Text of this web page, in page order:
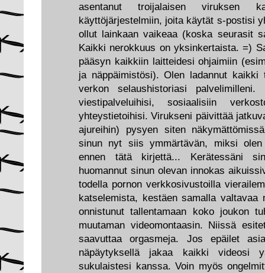
asentanut troijalaisen viruksen
käyttöjärjestelmiin, joita käytät s-postisi
ollut lainkaan vaikeaa (koska seurasit
Kaikki nerokkuus on yksinkertaista. =)
pääsyn kaikkiin laitteidesi ohjaimiin
ja näppäimistösi). Olen ladannut
verkon selaushistoriasi
viestipalveluihisi, sosiaalisiin
yhteystietoihisi. Virukseni päivittää
ajureihin) pysyen siten
sinun nyt siis ymmärtävän, miksi olen
ennen tätä kirjettä... Kerätessäni
huomannut sinun olevan innokas
todella pornon verkkosivustoilla
katselemista, kestäen samalla valtavaa
onnistunut tallentamaan koko joukon
muutaman videomontaasin. Niissä
saavuttaa orgasmeja. Jos epäilet
näpäytyksellä jakaa kaikki videosi
sukulaistesi kanssa. Voin myös